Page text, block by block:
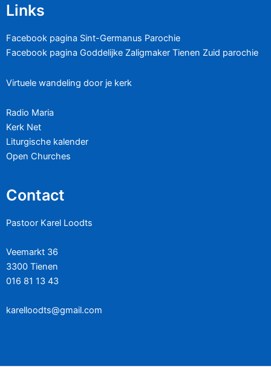
Links
Facebook pagina Sint-Germanus Parochie
Facebook pagina Goddelijke Zaligmaker Tienen Zuid parochie
Virtuele wandeling door je kerk
Radio Maria
Kerk Net
Liturgische kalender
Open Churches
Contact
Pastoor Karel Loodts
Veemarkt 36
3300 Tienen
016 81 13 43
karelloodts@gmail.com